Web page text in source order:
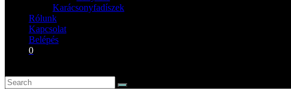
Karácsonyfadíszek
Rólunk
Kapcsolat
Belépés
0